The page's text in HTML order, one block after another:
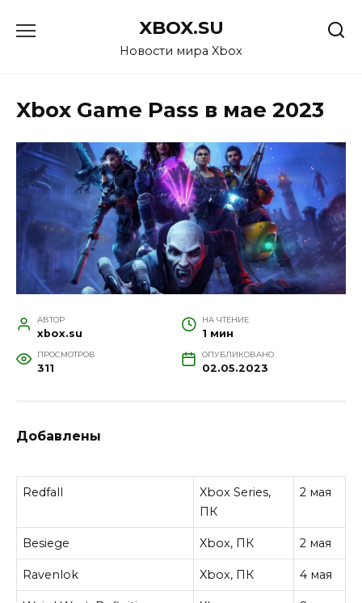
XBOX.SU
Новости мира Xbox
Xbox Game Pass в мае 2023
АВТОР
xbox.su
НА ЧТЕНИЕ
1 мин
ПРОСМОТРОВ
311
ОПУБЛИКОВАНО
02.05.2023
Добавлены
Redfall
Xbox Series,
ПК
2 мая
Besiege Xbox, ПК 2 мая
Ravenlok Xbox, ПК 4 мая